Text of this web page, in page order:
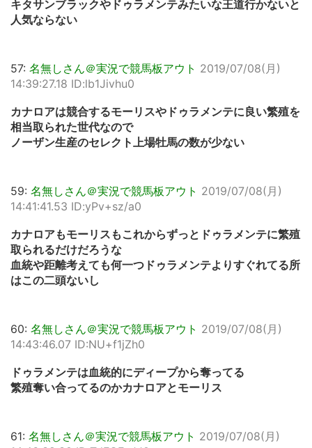
キタサンブラックやドゥラメンテみたいな王道行かないと
人気ならない
57: 名無しさん＠実況で競馬板アウト 2019/07/08(月)
14:39:27.18 ID:lb1Jivhu0
カナロアは競合するモーリスやドゥラメンテに良い繁殖を
相当取られた世代なので
ノーザン生産のセレクト上場牡馬の数が少ない
59: 名無しさん＠実況で競馬板アウト 2019/07/08(月)
14:41:41.53 ID:yPv+sz/a0
カナロアもモーリスもこれからずっとドゥラメンテに繁殖
取られるだけだろうな
血統や距離考えても何一つドゥラメンテよりすぐれてる所
はこの二頭ないし
60: 名無しさん＠実況で競馬板アウト 2019/07/08(月)
14:43:46.07 ID:NU+f1jZh0
ドゥラメンテは血統的にディープから奪ってる
繁殖奪い合ってるのかカナロアとモーリス
61: 名無しさん＠実況で競馬板アウト 2019/07/08(月)